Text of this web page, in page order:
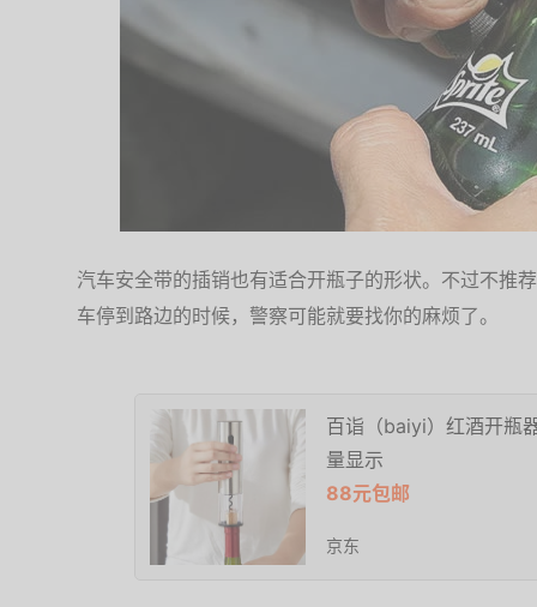
汽车安全带的插销也有适合开瓶子的形状。不过不推
车停到路边的时候，警察可能就要找你的麻烦了。
百诣（baiyi）红酒开瓶
量显示
88元包邮
京东